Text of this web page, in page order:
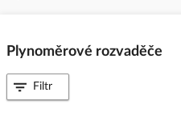
Plynoměrové rozvaděče
Filtr